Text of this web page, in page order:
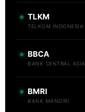
TLKM
TELKOM INDONESIA
BBCA
BANK CENTRAL ASIA
BMRI
BANK MANDIRI